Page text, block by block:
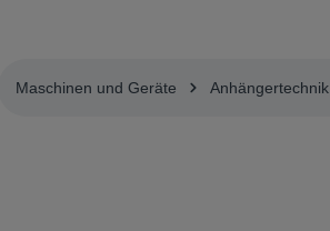
Maschinen und Geräte Anhängertechnik